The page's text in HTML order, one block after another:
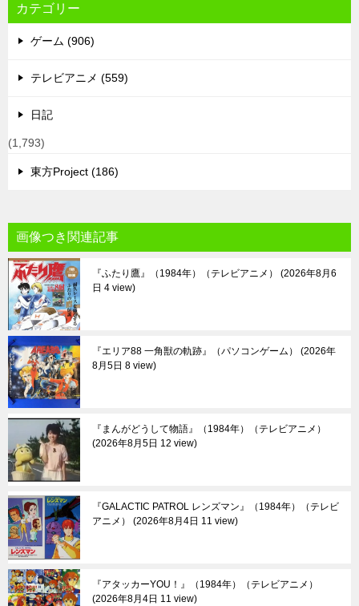
カテゴリー
ゲーム (906)
テレビアニメ (559)
日記
(1,793)
東方Project (186)
画像つき関連記事
『ふたり鷹』（1984年）（テレビアニメ）
2026年8月6
日 4 view
『エリア88 一角獣の軌跡』（パソコンゲーム）
2026年
8月5日 8 view
『まんがどうして物語』（1984年）（テレビアニメ）
2026年8月5日 12 view
『GALACTIC PATROL レンズマン』（1984年）（テレビ
アニメ）
2026年8月4日 11 view
『アタッカーYOU！』（1984年）（テレビアニメ）
2026年8月4日 11 view